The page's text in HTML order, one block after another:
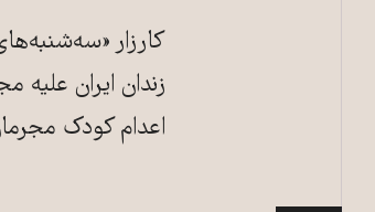
زندان ایران علیه
اعدام کودک